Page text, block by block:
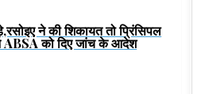
ने की शिकायत तो प्रिंसिपल
ABSA को दिए जांच के आदेश